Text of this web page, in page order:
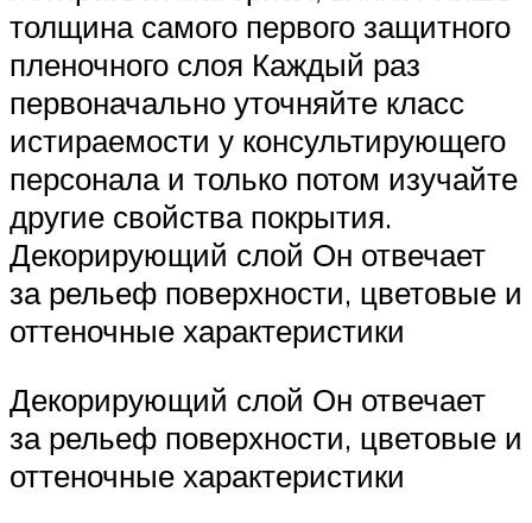
толщина самого первого защитного
пленочного слоя Каждый раз
первоначально уточняйте класс
истираемости у консультирующего
персонала и только потом изучайте
другие свойства покрытия.
Декорирующий слой Он отвечает
за рельеф поверхности, цветовые и
оттеночные характеристики
Декорирующий слой Он отвечает
за рельеф поверхности, цветовые и
оттеночные характеристики